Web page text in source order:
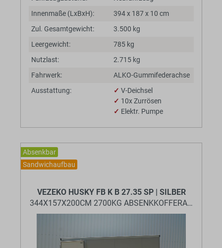
Innenmaße (LxBxH):
394 x 187 x 10 cm
Zul. Gesamtgewicht:
3.500 kg
Leergewicht:
785 kg
Nutzlast:
2.715 kg
Fahrwerk:
ALKO-Gummifederachse
Ausstattung:
✓ V-Deichsel
✓ 10x Zurrösen
✓ Elektr. Pumpe
Absenkbar
Sandwichaufbau
VEZEKO HUSKY FB K B 27.35 SP | SILBER
344X157X200CM 2700KG